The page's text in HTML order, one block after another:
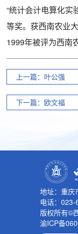
“统计会计电算化实
等奖。获西南农业
1999年被评为西南
上一篇：叶公强
下一篇：欧文福
地址：重
电话：023-
版权所有©
渝ICP备